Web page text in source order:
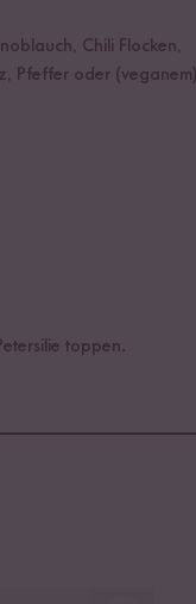
Chili Flocken,
Pfeffer oder (veganem)
toppen.